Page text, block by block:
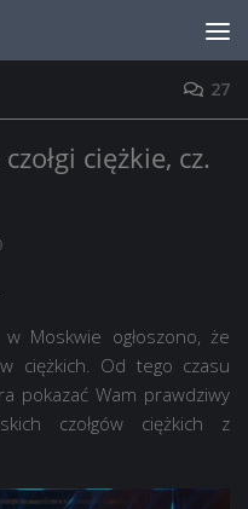
27
ciężkie, cz.
Moskwie ogłoszono, że
ciężkich. Od tego czasu
pokazać Wam prawdziwy
czołgów ciężkich z